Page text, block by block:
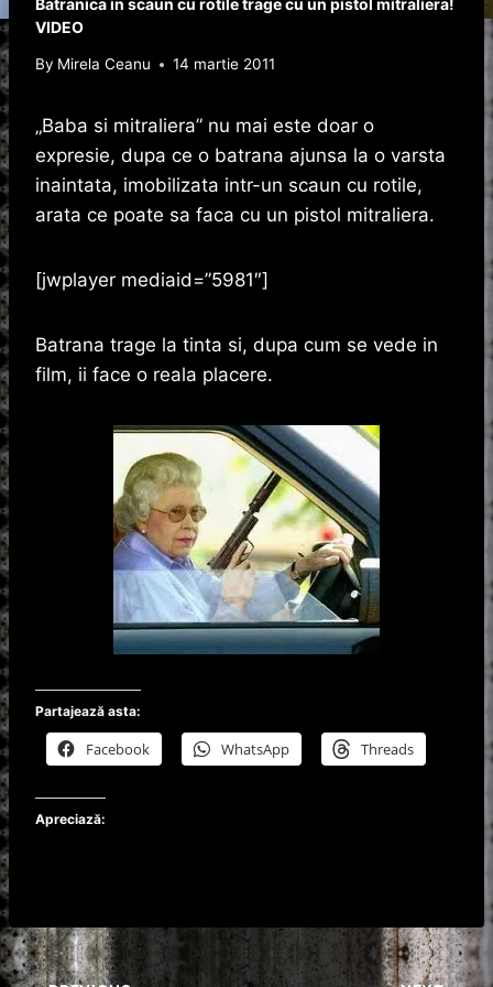
VIDEO
By Mirela Ceanu 14 martie 2011
„Baba si mitraliera” nu mai este doar o
expresie, dupa ce o batrana ajunsa la o varsta
inaintata, imobilizata intr-un scaun cu rotile,
arata ce poate sa faca cu un pistol mitraliera.
[jwplayer mediaid=”5981″]
Batrana trage la tinta si, dupa cum se vede in
film, ii face o reala placere.
Partajează asta:
Facebook WhatsApp Threads
Apreciază: